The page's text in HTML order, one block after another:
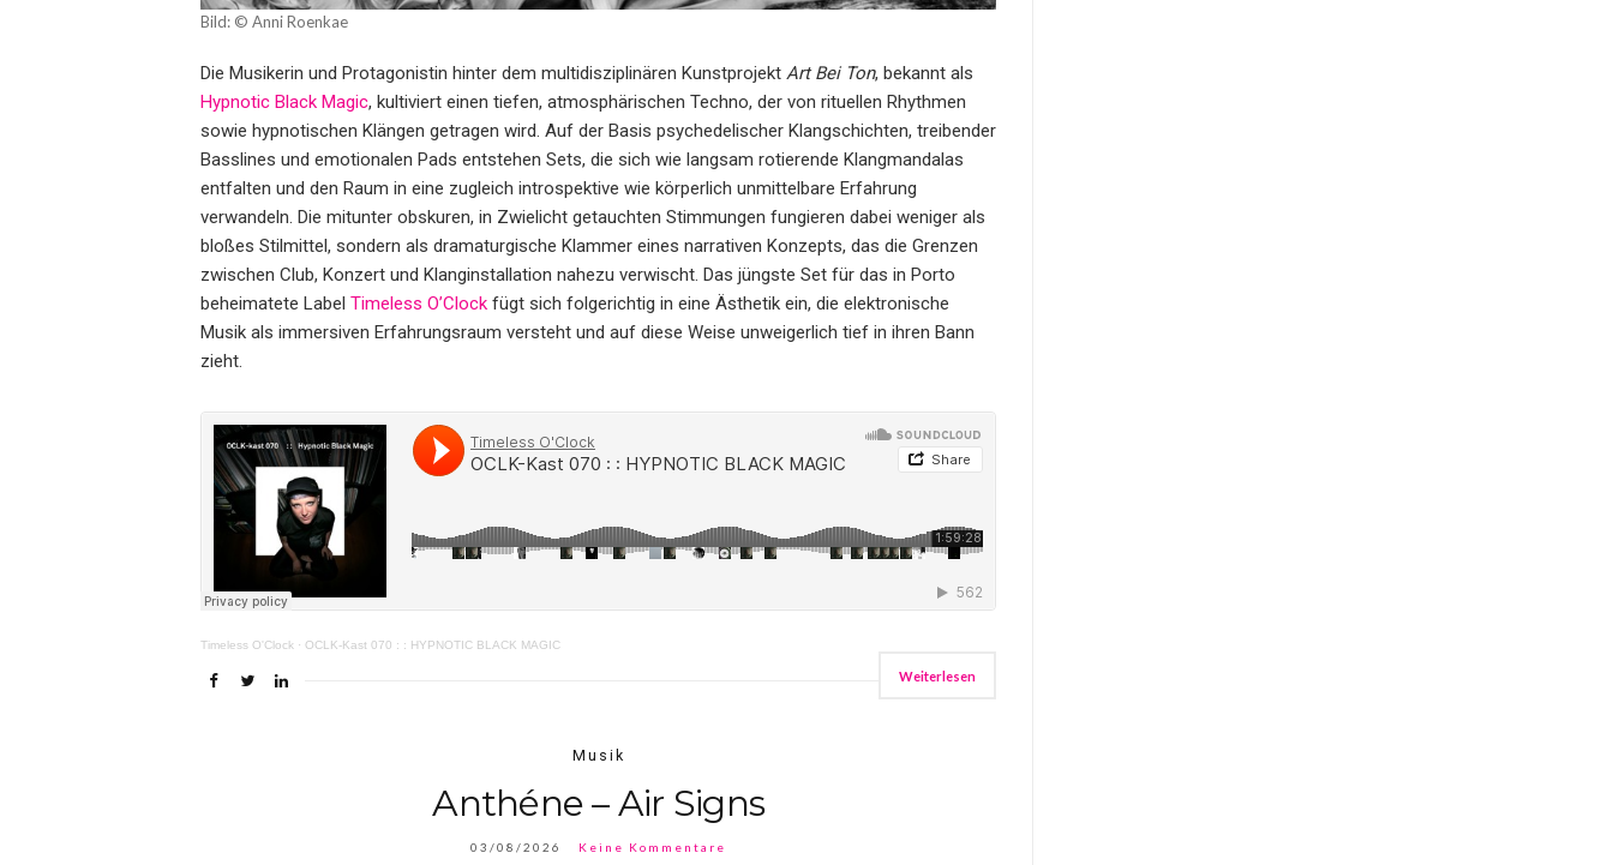
Bild: © Anni Roenkae
Die Musikerin und Protagonistin hinter dem multidisziplinären Kunstprojekt Art Bei Ton, bekannt als
Hypnotic Black Magic, kultiviert einen tiefen, atmosphärischen Techno, der von rituellen Rhythmen
sowie hypnotischen Klängen getragen wird. Auf der Basis psychedelischer Klangschichten, treibender
Basslines und emotionalen Pads entstehen Sets, die sich wie langsam rotierende Klangmandalas
entfalten und den Raum in eine zugleich introspektive wie körperlich unmittelbare Erfahrung
verwandeln. Die mitunter obskuren, in Zwielicht getauchten Stimmungen fungieren dabei weniger als
bloßes Stilmittel, sondern als dramaturgische Klammer eines narrativen Konzepts, das die Grenzen
zwischen Club, Konzert und Klanginstallation nahezu verwischt. Das jüngste Set für das in Porto
beheimatete Label Timeless O’Clock fügt sich folgerichtig in eine Ästhetik ein, die elektronische
Musik als immersiven Erfahrungsraum versteht und auf diese Weise unweigerlich tief in ihren Bann
zieht.
Timeless O'Clock · OCLK-Kast 070 : : HYPNOTIC BLACK MAGIC
Weiterlesen
Musik
Anthéne – Air Signs
03/08/2026 Keine Kommentare